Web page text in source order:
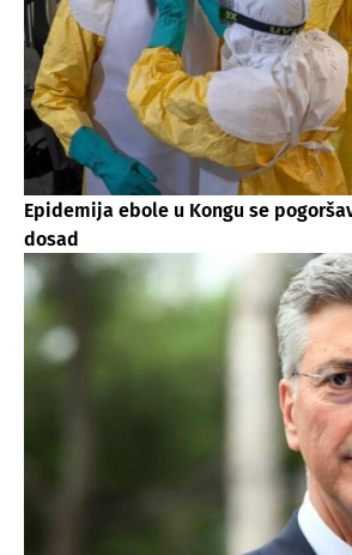
Epidemija ebole u Kongu se
dosad